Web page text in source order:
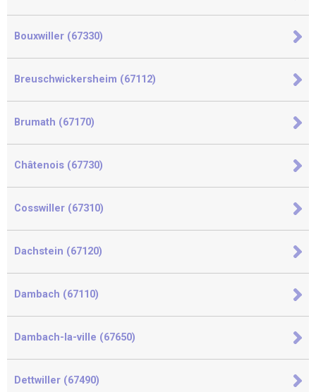
Bouxwiller (67330)
Breuschwickersheim (67112)
Brumath (67170)
Châtenois (67730)
Cosswiller (67310)
Dachstein (67120)
Dambach (67110)
Dambach-la-ville (67650)
Dettwiller (67490)